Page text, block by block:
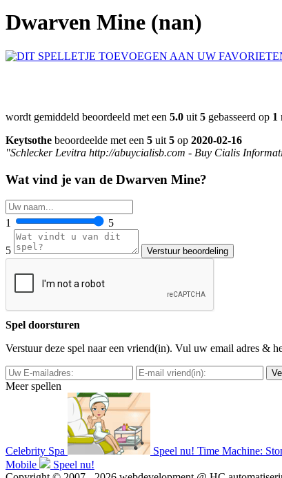
Dwarven Mine (nan)
wordt gemiddeld beoordeeld met een 5.0 uit 5 gebasseerd op 1
Keytsothe beoordeelde met een 5 uit 5 op 2020-02-16
"Schlecker Levitra http://abuycialisb.com - Buy Cialis
Wat vind je van de Dwarven Mine?
1 5
5
Spel doorsturen
Verstuur deze spel naar een vriend(in). Vul uw email adres &
Meer spellen
Celebrity Spa Speel nu! Time Machine:
Mobile
Speel nu!